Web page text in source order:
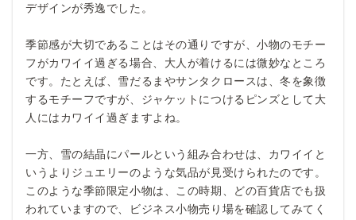
デザインが秀逸でした。
季節感が大切であることはその通りですが、小物のモチー
フがカワイイ過ぎる場合、大人が着けるには微妙なところ
です。たとえば、雪だるまやサンタクロースは、冬を象徴
するモチーフですが、ジャケットにつけるピンズとして大
人にはカワイイ過ぎますよね。
一方、雪の結晶にパールという組み合わせは、カワイイと
いうよりジュエリーのような気品が見受けられたのです。
このような季節限定小物は、この時期、どの百貨店でも扱
われていますので、ビジネス小物売り場を確認してみてく